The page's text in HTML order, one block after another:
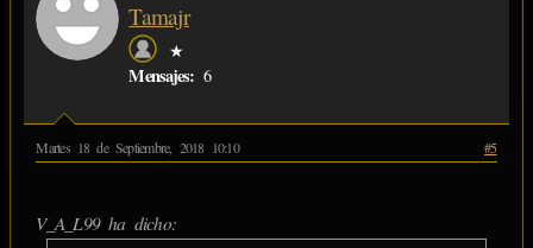
Tamajr
★
Mensajes: 6
Martes 18 de Septiembre, 2018 10:10 #5
V_A_L99 ha dicho: